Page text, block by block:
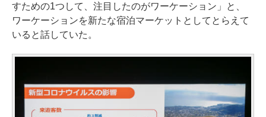
すための1つして、注目したのがワーケーション」と、
ワーケーションを新たな宿泊マーケットとしてとらえて
いると話していた。